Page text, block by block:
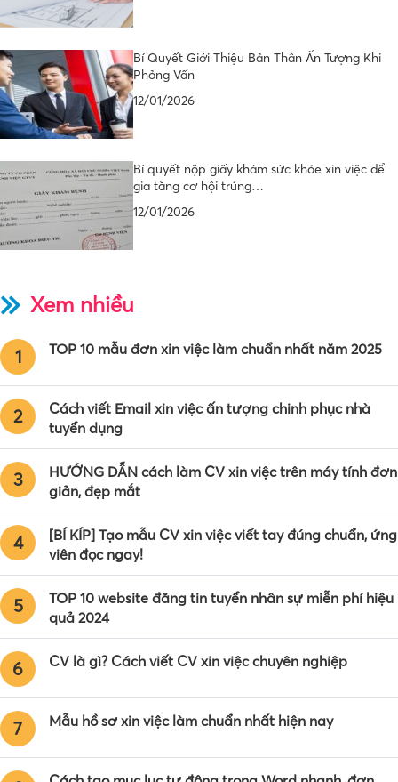
Bí Quyết Giới Thiệu Bản Thân Ấn Tượng Khi
Phỏng Vấn
12/01/2026
Bí quyết nộp giấy khám sức khỏe xin việc để
gia tăng cơ hội trúng…
12/01/2026
Xem nhiều
1 TOP 10 mẫu đơn xin việc làm chuẩn nhất năm 2025
2
Cách viết Email xin việc ấn tượng chinh phục nhà
tuyển dụng
3
HƯỚNG DẪN cách làm CV xin việc trên máy tính đơn
giản, đẹp mắt
4
[BÍ KÍP] Tạo mẫu CV xin việc viết tay đúng chuẩn, ứng
viên đọc ngay!
5
TOP 10 website đăng tin tuyển nhân sự miễn phí hiệu
quả 2024
6 CV là gì? Cách viết CV xin việc chuyên nghiệp
7 Mẫu hồ sơ xin việc làm chuẩn nhất hiện nay